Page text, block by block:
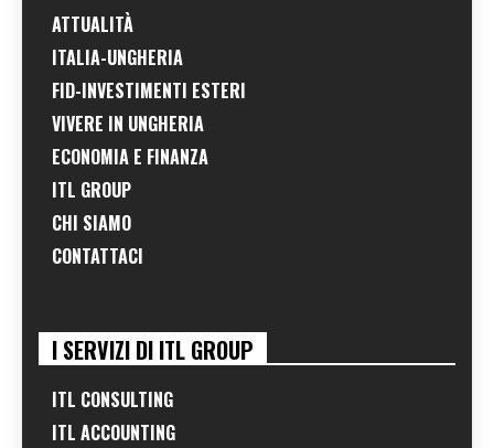
ATTUALITÀ
ITALIA-UNGHERIA
FID-INVESTIMENTI ESTERI
VIVERE IN UNGHERIA
ECONOMIA E FINANZA
ITL GROUP
CHI SIAMO
CONTATTACI
I SERVIZI DI ITL GROUP
ITL CONSULTING
ITL ACCOUNTING